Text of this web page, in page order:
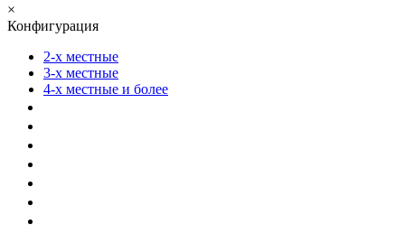
×
Конфигурация
2-х местные
3-х местные
4-х местные и более